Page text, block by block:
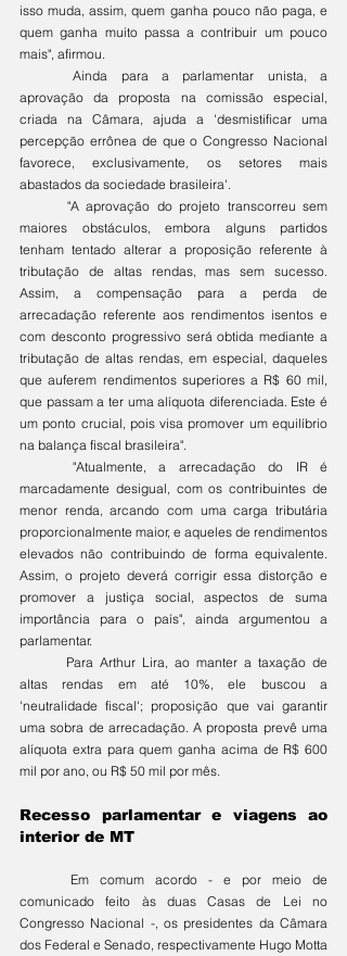
isso muda, assim, quem ganha pouco não paga, e
quem ganha muito passa a contribuir um pouco
mais", afirmou.
	Ainda para a parlamentar unista, a
aprovação da proposta na comissão especial,
criada na Câmara, ajuda a 'desmistificar uma
percepção errônea de que o Congresso Nacional
favorece, exclusivamente, os setores mais
abastados da sociedade brasileira'.
maiores obstáculos, embora alguns partidos
tenham tentado alterar a proposição referente à
tributação de altas rendas, mas sem sucesso.
Assim, a compensação para a perda de
arrecadação referente aos rendimentos isentos e
com desconto progressivo será obtida mediante a
tributação de altas rendas, em especial, daqueles
que auferem rendimentos superiores a R$ 60 mil,
que passam a ter uma alíquota diferenciada. Este é
um ponto crucial, pois visa promover um equilíbrio
na balança fiscal brasileira".
marcadamente desigual, com os contribuintes de
menor renda, arcando com uma carga tributária
proporcionalmente maior, e aqueles de rendimentos
elevados não contribuindo de forma equivalente.
Assim, o projeto deverá corrigir essa distorção e
promover a justiça social, aspectos de suma
importância para o país", ainda argumentou a
parlamentar.
altas rendas em até 10%, ele buscou a
'neutralidade fiscal'; proposição que vai garantir
uma sobra de arrecadação. A proposta prevê uma
alíquota extra para quem ganha acima de R$ 600
mil por ano, ou R$ 50 mil por mês.
Recesso parlamentar e viagens ao
interior de MT
comunicado feito às duas Casas de Lei no
Congresso Nacional -, os presidentes da Câmara
dos Federal e Senado, respectivamente Hugo Motta